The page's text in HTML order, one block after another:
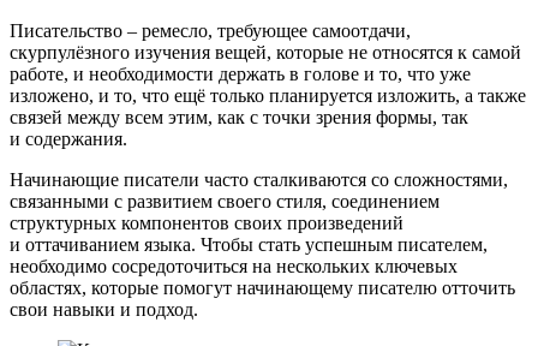
Писательство – ремесло, требующее самоотдачи,
скурпулёзного изучения вещей, которые не относятся к самой
работе, и необходимости держать в голове и то, что уже
изложено, и то, что ещё только планируется изложить, а также
связей между всем этим, как с точки зрения формы, так
и содержания.
Начинающие писатели часто сталкиваются со сложностями,
связанными с развитием своего стиля, соединением
структурных компонентов своих произведений
и оттачиванием языка. Чтобы стать успешным писателем,
необходимо сосредоточиться на нескольких ключевых
областях, которые помогут начинающему писателю отточить
свои навыки и подход.